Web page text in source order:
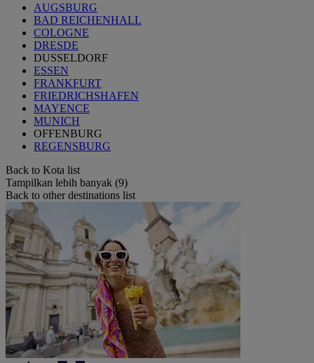
AUGSBURG
BAD REICHENHALL
COLOGNE
DRESDE
DUSSELDORF
ESSEN
FRANKFURT
FRIEDRICHSHAFEN
MAYENCE
MUNICH
OFFENBURG
REGENSBURG
Back to Kota list
Tampilkan lebih banyak (9)
Back to other destinations list